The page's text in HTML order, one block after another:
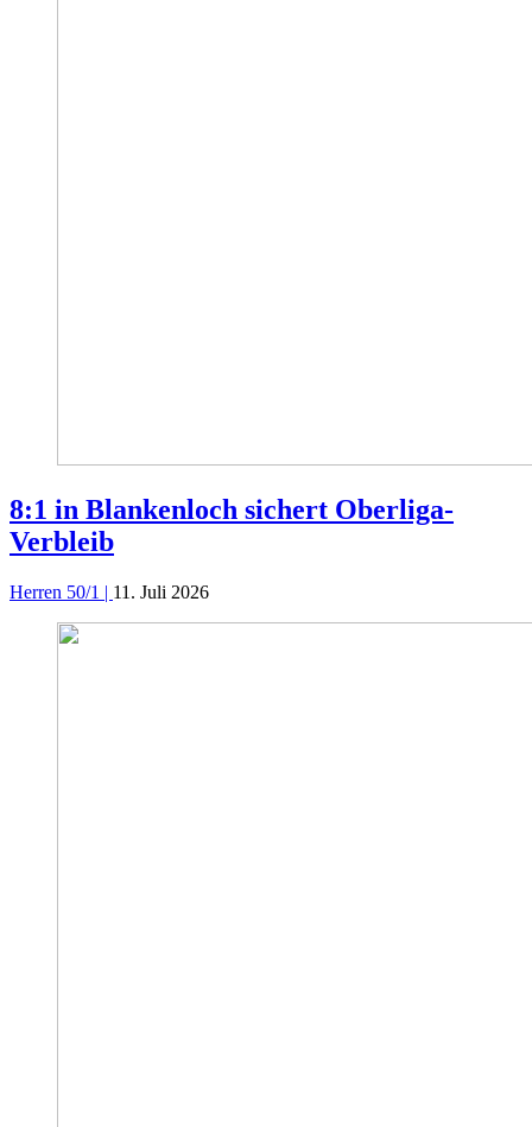
8:1 in Blankenloch sichert Oberliga-
Verbleib
Herren 50/1 | 11. Juli 2026